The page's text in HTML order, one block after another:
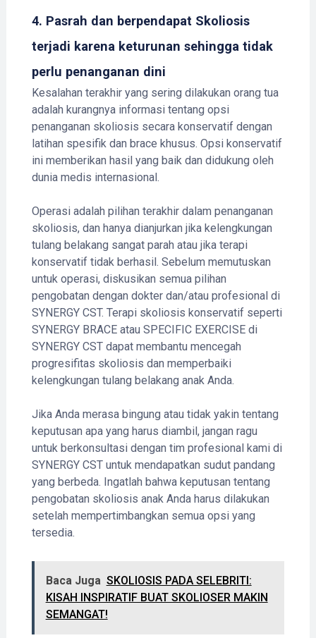
4. Pasrah dan berpendapat Skoliosis
terjadi karena keturunan sehingga tidak
perlu penanganan dini
Kesalahan terakhir yang sering dilakukan orang tua
adalah kurangnya informasi tentang opsi
penanganan skoliosis secara konservatif dengan
latihan spesifik dan brace khusus. Opsi konservatif
ini memberikan hasil yang baik dan didukung oleh
dunia medis internasional.
Operasi adalah pilihan terakhir dalam penanganan
skoliosis, dan hanya dianjurkan jika kelengkungan
tulang belakang sangat parah atau jika terapi
konservatif tidak berhasil. Sebelum memutuskan
untuk operasi, diskusikan semua pilihan
pengobatan dengan dokter dan/atau profesional di
SYNERGY CST. Terapi skoliosis konservatif seperti
SYNERGY BRACE atau SPECIFIC EXERCISE di
SYNERGY CST dapat membantu mencegah
progresifitas skoliosis dan memperbaiki
kelengkungan tulang belakang anak Anda.
Jika Anda merasa bingung atau tidak yakin tentang
keputusan apa yang harus diambil, jangan ragu
untuk berkonsultasi dengan tim profesional kami di
SYNERGY CST untuk mendapatkan sudut pandang
yang berbeda. Ingatlah bahwa keputusan tentang
pengobatan skoliosis anak Anda harus dilakukan
setelah mempertimbangkan semua opsi yang
tersedia.
Baca Juga SKOLIOSIS PADA SELEBRITI:
KISAH INSPIRATIF BUAT SKOLIOSER MAKIN
SEMANGAT!